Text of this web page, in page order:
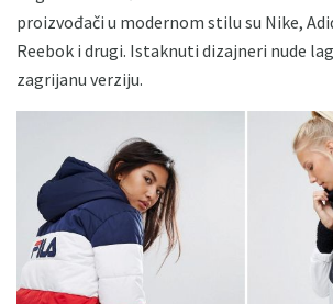
proizvođači u modernom stilu su Nike,
Reebok i drugi. Istaknuti dizajneri nude
zagrijanu verziju.